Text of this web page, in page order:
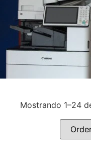
Mostrando 1–24